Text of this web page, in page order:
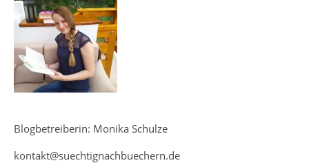
Blogbetreiberin: Monika Schulze
kontakt@suechtignachbuechern.de